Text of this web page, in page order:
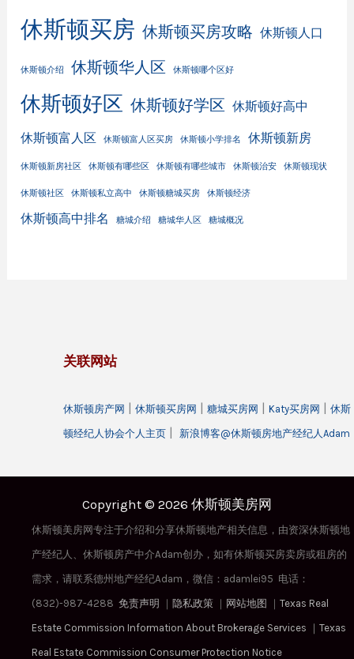
休斯顿买房 休斯顿买房攻略 休斯顿人口
休斯顿介绍 休斯顿华人区 休斯顿哪个区好
休斯顿好区 休斯顿好学区 休斯顿好高中
休斯顿富人区 休斯顿富人区买房 休斯顿小学排名 休斯顿新房
休斯顿新房社区 休斯顿有哪些区 休斯顿有哪些城市 休斯顿治安 休斯顿现状
休斯顿社区 休斯顿私立高中 休斯顿糖城买房 休斯顿经济
休斯顿高中排名 糖城介绍 糖城华人区 糖城概况
关联网站
休斯顿房产网 | 休斯顿买房网 | 糖城买房网 | Katy买房网 | 休斯
顿经纪人协会个人主页 | 新浪博客@休斯顿房地产经纪人Adam
Copyright © 2026 休斯顿美房网
休斯顿美房网专注于介绍和分享休斯顿地产相关信息，由资深休斯顿地
产经纪人、休斯顿房产中介Adam创办，如有休斯顿买房卖房或租房的
需求，请联系德州地产经纪Adam，微信：adamlei95 电话：
(832)-987-4288 免责声明 ｜ 隐私政策 ｜ 网站地图 ｜ Texas Real
Estate Commission Information About Brokerage Services ｜ Texas
Real Estate Commission Consumer Protection Notice